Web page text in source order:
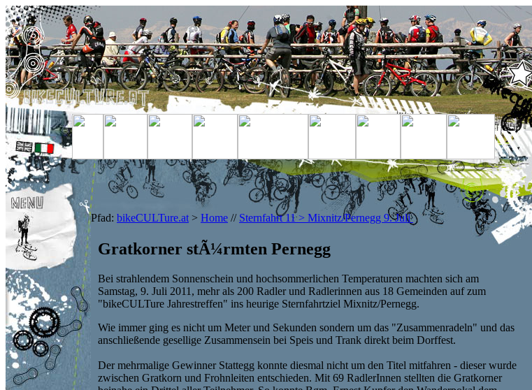
Pfad: bikeCULTure.at > Home // Sternfahrt 11 > Mixnitz/Pernegg 9. Juli
Gratkorner stÃ¼rmten Pernegg
Bei strahlendem Sonnenschein und hochsommerlichen Temperaturen machten sich am
Samstag, 9. Juli 2011, mehr als 200 Radler und Radlerinnen aus 18 Gemeinden auf zum
"bikeCULTure Jahrestreffen" ins heurige Sternfahrtziel Mixnitz/Pernegg.
Wie immer ging es nicht um Meter und Sekunden sondern um das "Zusammenradeln" und das
anschließende gesellige Zusammensein bei Speis und Trank direkt beim Dorffest.
Der mehrmalige Gewinner Stattegg konnte diesmal nicht um den Titel mitfahren - dieser wurde
zwischen Gratkorn und Frohnleiten entschieden. Mit 69 RadlerInnen stellten die Gratkorner